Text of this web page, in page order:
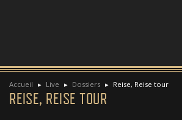
Accueil Live Dossiers Reise, Reise tour
REISE, REISE TOUR